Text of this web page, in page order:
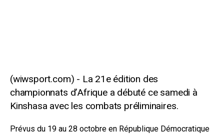
La 21e édition des
championnats d’Afrique a débuté ce samedi à
Kinshasa avec les combats préliminaires.
Prévus du 19 au 28 octobre en République Démocratique